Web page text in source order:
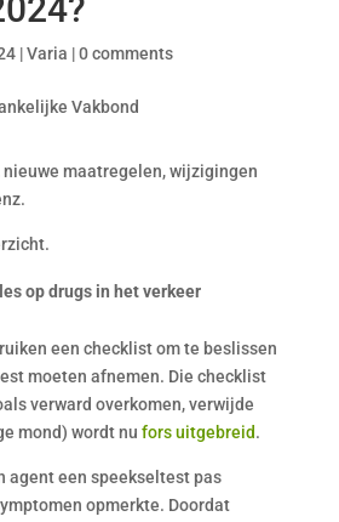
|Varia |0 comments
nieuwe maatregelen, wijzigingen
op drugs in het verkeer
een checklist om te beslissen
moeten afnemen. Die checklist
verward overkomen, verwijde
mond) wordt nu fors uitgebreid.
agent een speekseltest pas
opmerkte. Doordat